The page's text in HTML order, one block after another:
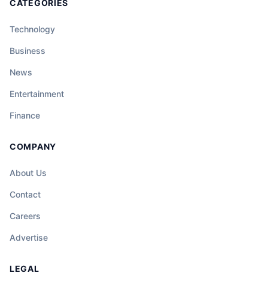
CATEGORIES
Technology
Business
News
Entertainment
Finance
COMPANY
About Us
Contact
Careers
Advertise
LEGAL